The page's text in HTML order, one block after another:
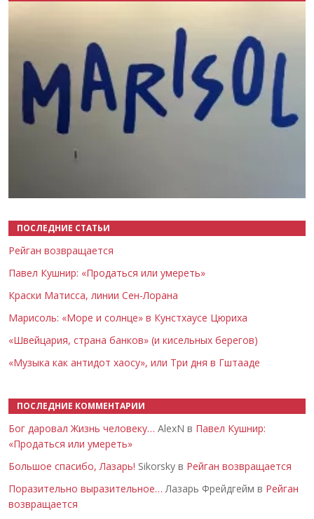
ПОСЛЕДНИЕ СТАТЬИ
Рейган возвращается
Павел Кушнир: «Продаться или умереть»
Краски Матисса, линии Сен-Лорана
Марисоль: «Море и солнце» в Кунстхаусе Цюриха
«Швейцария, страна банков» (и кисельных берегов)
«Музыка как антидот хаосу», или Три дня в Гштааде
ПОСЛЕДНИЕ КОММЕНТАРИИ
Бог даровал Жизнь человеку… AlexN в Павел Кушнир:
«Продаться или умереть»
Большое спасибо, Лазарь! Sikorsky в Рейган возвращается
Поразительно выразительное… Лазарь Фрейдгейм в Рейган
возвращается